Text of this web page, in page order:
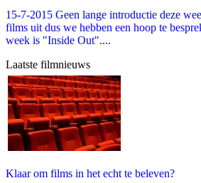
15-7-2015 Geen lange introductie deze
films uit dus we hebben een hoop te
week is "Inside Out"....
Laatste filmnieuws
Klaar om films in het echt te beleven?